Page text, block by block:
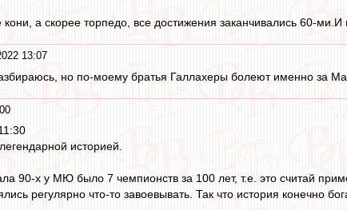
а скорее торпедо, все достижения заканчивались 60-
13:07
но по-моему братья Галлахеры болеют именно за
историей.
90-х у МЮ было 7 чемпионств за 100 лет, т.е. это считай
регулярно что-то завоевывать. Так что история конечно